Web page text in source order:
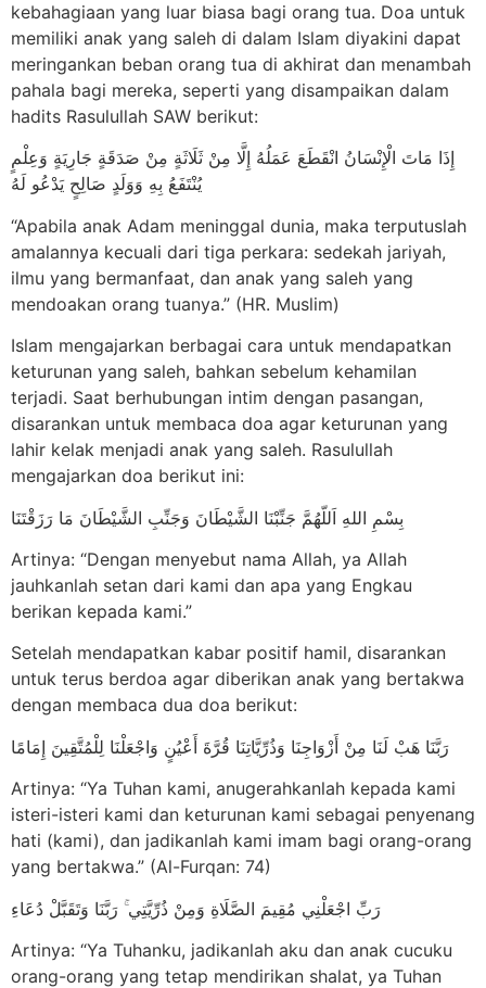
kebahagiaan yang luar biasa bagi orang tua. Doa untuk
memiliki anak yang saleh di dalam Islam diyakini dapat
meringankan beban orang tua di akhirat dan menambah
pahala bagi mereka, seperti yang disampaikan dalam
hadits Rasulullah SAW berikut:
إِذَا مَاتَ الْإِنْسَانُ انْقَطَعَ عَمَلُهُ إِلَّا مِنْ ثَلَاثَةٍ مِنْ صَدَقَةٍ جَارِيَةٍ وَعِلْمٍ
يُنْتَفَعُ بِهِ وَوَلَدٍ صَالِحٍ يَدْعُو لَهُ
“Apabila anak Adam meninggal dunia, maka terputuslah
amalannya kecuali dari tiga perkara: sedekah jariyah,
ilmu yang bermanfaat, dan anak yang saleh yang
mendoakan orang tuanya.” (HR. Muslim)
Islam mengajarkan berbagai cara untuk mendapatkan
keturunan yang saleh, bahkan sebelum kehamilan
terjadi. Saat berhubungan intim dengan pasangan,
disarankan untuk membaca doa agar keturunan yang
lahir kelak menjadi anak yang saleh. Rasulullah
mengajarkan doa berikut ini:
بِسْمِ اللهِ اَللّهُمَّ جَنِّبْنَا الشَّيْطَانَ وَجَنِّبِ الشَّيْطَانَ مَا رَزَقْتَنَا
Artinya: “Dengan menyebut nama Allah, ya Allah
jauhkanlah setan dari kami dan apa yang Engkau
berikan kepada kami.”
Setelah mendapatkan kabar positif hamil, disarankan
untuk terus berdoa agar diberikan anak yang bertakwa
dengan membaca dua doa berikut:
رَبَّنَا هَبْ لَنَا مِنْ أَزْوَاجِنَا وَذُرِّيَّاتِنَا قُرَّةَ أَعْيُنٍ وَاجْعَلْنَا لِلْمُتَّقِينَ إِمَامًا
Artinya: “Ya Tuhan kami, anugerahkanlah kepada kami
isteri-isteri kami dan keturunan kami sebagai penyenang
hati (kami), dan jadikanlah kami imam bagi orang-orang
yang bertakwa.” (Al-Furqan: 74)
رَبِّ اجْعَلْنِي مُقِيمَ الصَّلَاةِ وَمِنْ ذُرِّيَّتِي ۚ رَبَّنَا وَتَقَبَّلْ دُعَاءِ
Artinya: “Ya Tuhanku, jadikanlah aku dan anak cucuku
orang-orang yang tetap mendirikan shalat, ya Tuhan